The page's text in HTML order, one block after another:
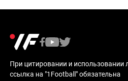
При цитировании и
ссылка на "1Football" обязательна